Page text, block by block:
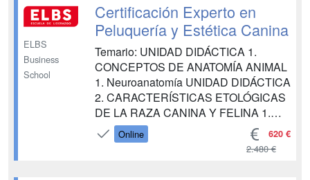
ayudante técnico veteri...
ELBS
Business
School
Certificación Experto en
Peluquería y Estética Canina
Temario: UNIDAD DIDÁCTICA 1.
CONCEPTOS DE ANATOMÍA ANIMAL
1. Neuroanatomía UNIDAD DIDÁCTICA
2. CARACTERÍSTICAS ETOLÓGICAS
DE LA RAZA CANINA Y FELINA 1.
Concepto de etiología 2. Etología
canina: razas y características
Online 620 €
2.480 €